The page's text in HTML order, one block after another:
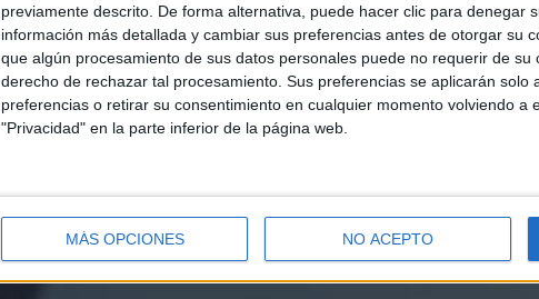
previamente descrito. De forma alternativa, puede hacer clic para denegar
información más detallada y cambiar sus preferencias antes de otorgar su
que algún procesamiento de sus datos personales puede no requerir de
derecho de rechazar tal procesamiento. Sus preferencias se aplicarán solo
preferencias o retirar su consentimiento en cualquier momento volviendo a
"Privacidad" en la parte inferior de la página web.
MÁS OPCIONES NO ACEPTO